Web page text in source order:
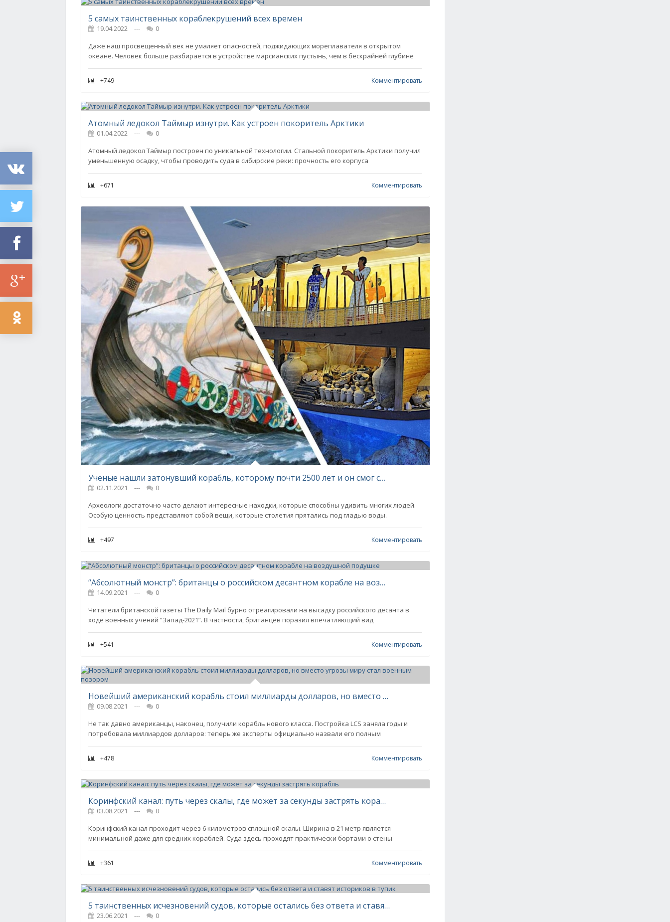
5 самых таинственных кораблекрушений всех времен
19.04.2022 ---
0
Даже наш просвещенный век не умаляет опасностей, поджидающих мореплавателя в открытом
океане. Человек больше разбирается в устройстве марсианских пустынь, чем в бескрайней глубине
+749 Комментировать
Атомный ледокол Таймыр изнутри. Как устроен покоритель Арктики
01.04.2022 ---
0
Атомный ледокол Таймыр построен по уникальной технологии. Стальной покоритель Арктики получил
уменьшенную осадку, чтобы проводить суда в сибирские реки: прочность его корпуса
+671 Комментировать
Ученые нашли затонувший корабль, которому почти 2500 лет и он смог сохраниться до наших дней
02.11.2021 ---
0
Археологи достаточно часто делают интересные находки, которые способны удивить многих людей.
Особую ценность представляют собой вещи, которые столетия прятались под гладью воды.
+497 Комментировать
“Абсолютный монстр”: британцы о российском десантном корабле на воздушной подушке
14.09.2021 ---
0
Читатели британской газеты The Daily Mail бурно отреагировали на высадку российского десанта в
ходе военных учений “Запад-2021”. В частности, британцев поразил впечатляющий вид
+541 Комментировать
Новейший американский корабль стоил миллиарды долларов, но вместо угрозы миру стал военным позором
09.08.2021 ---
0
Не так давно американцы, наконец, получили корабль нового класса. Постройка LCS заняла годы и
потребовала миллиардов долларов: теперь же эксперты официально назвали его полным
+478 Комментировать
Коринфский канал: путь через скалы, где может за секунды застрять корабль
03.08.2021 ---
0
Коринфский канал проходит через 6 километров сплошной скалы. Ширина в 21 метр является
минимальной даже для средних кораблей. Суда здесь проходят практически бортами о стены
+361 Комментировать
5 таинственных исчезновений судов, которые остались без ответа и ставят историков в тупик
23.06.2021 --- 0